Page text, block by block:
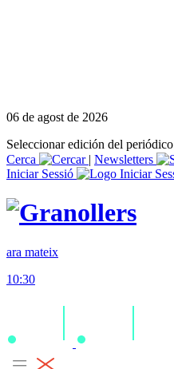
06 de agost de 2026
Seleccionar edición del periódico
Cerca
| Newsletters
Iniciar Sessió
ara mateix
10:30